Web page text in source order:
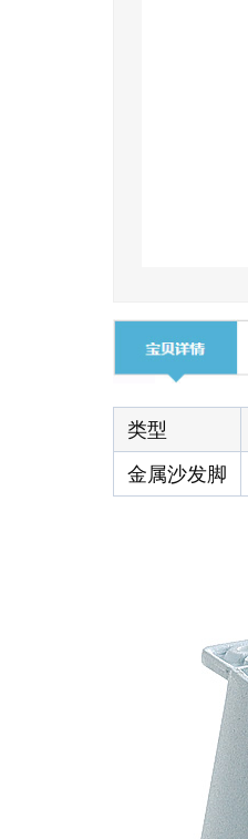
类型
金属沙发脚